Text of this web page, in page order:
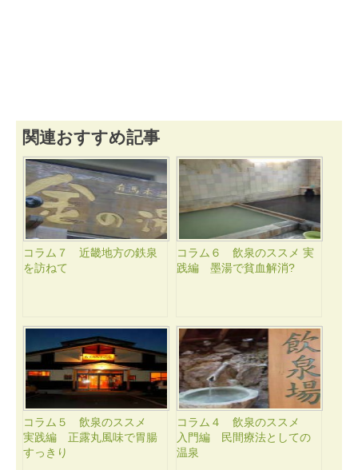
関連おすすめ記事
コラム７ 近畿地方の鉄泉
を訪ねて
コラム６ 飲泉のススメ 実
践編 墨湯で貧血解消?
コラム５ 飲泉のススメ
実践編 正露丸風味で胃腸
すっきり
コラム４ 飲泉のススメ
入門編 民間療法としての
温泉